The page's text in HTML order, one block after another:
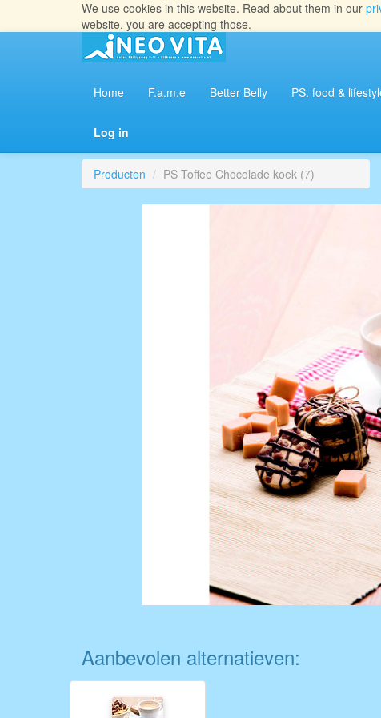
We use cookies in this website. Read about them in our
website, you are accepting those.
Home F.a.m.e Better Belly PS. food &
Log in
Producten PS Toffee Chocolade koek (7)
Aanbevolen alternatieven: